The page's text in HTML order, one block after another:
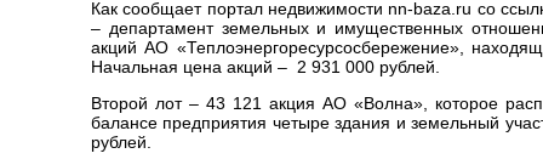
Как сообщает портал недвижимости nn-baza.ru со
– департамент земельных и имущественных
акций АО «Теплоэнергоресурсосбережение»,
Начальная цена акций – 2 931 000 рублей.
Второй лот – 43 121 акция АО «Волна», которое
балансе предприятия четыре здания и земельный
рублей.